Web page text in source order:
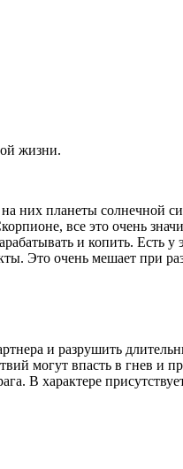
жизни.
них планеты солнечной
все это очень
и копить. Есть у
Это очень мешает при
и разрушить
могут впасть в гнев и
В характере